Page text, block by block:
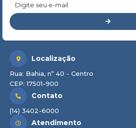
Localização
Rua: Bahia, nº 40 - Centro
CEP: 17501-900
Contato
(14) 3402-6000
Atendimento